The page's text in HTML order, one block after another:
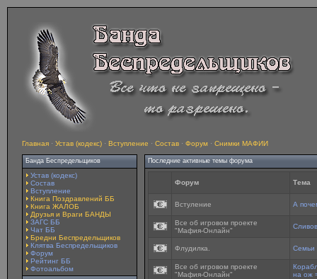
Главная · Устав (кодекс) · Вступление · Состав · Форум · Снимки МАФИИ
Банда Беспредельщиков
Устав (кодекс)
Состав
Вступление
Книга Поздравлений ББ
Книга ЖАЛОБ
Друзья и Враги БАНДЫ
ЗАГС ББ
Чат ББ
Бредни Беспредельщиков
Клятва Беспредельщиков
Форум
Рейтинг ББ
Фотоальбом
Последние активные темы форума
Форум Тема
Встуление А
Все об игровом проекте
"Мафия-Онлайн"
Флудилка.
Все об игровом проекте
"Мафия-Онлайн"
на ож